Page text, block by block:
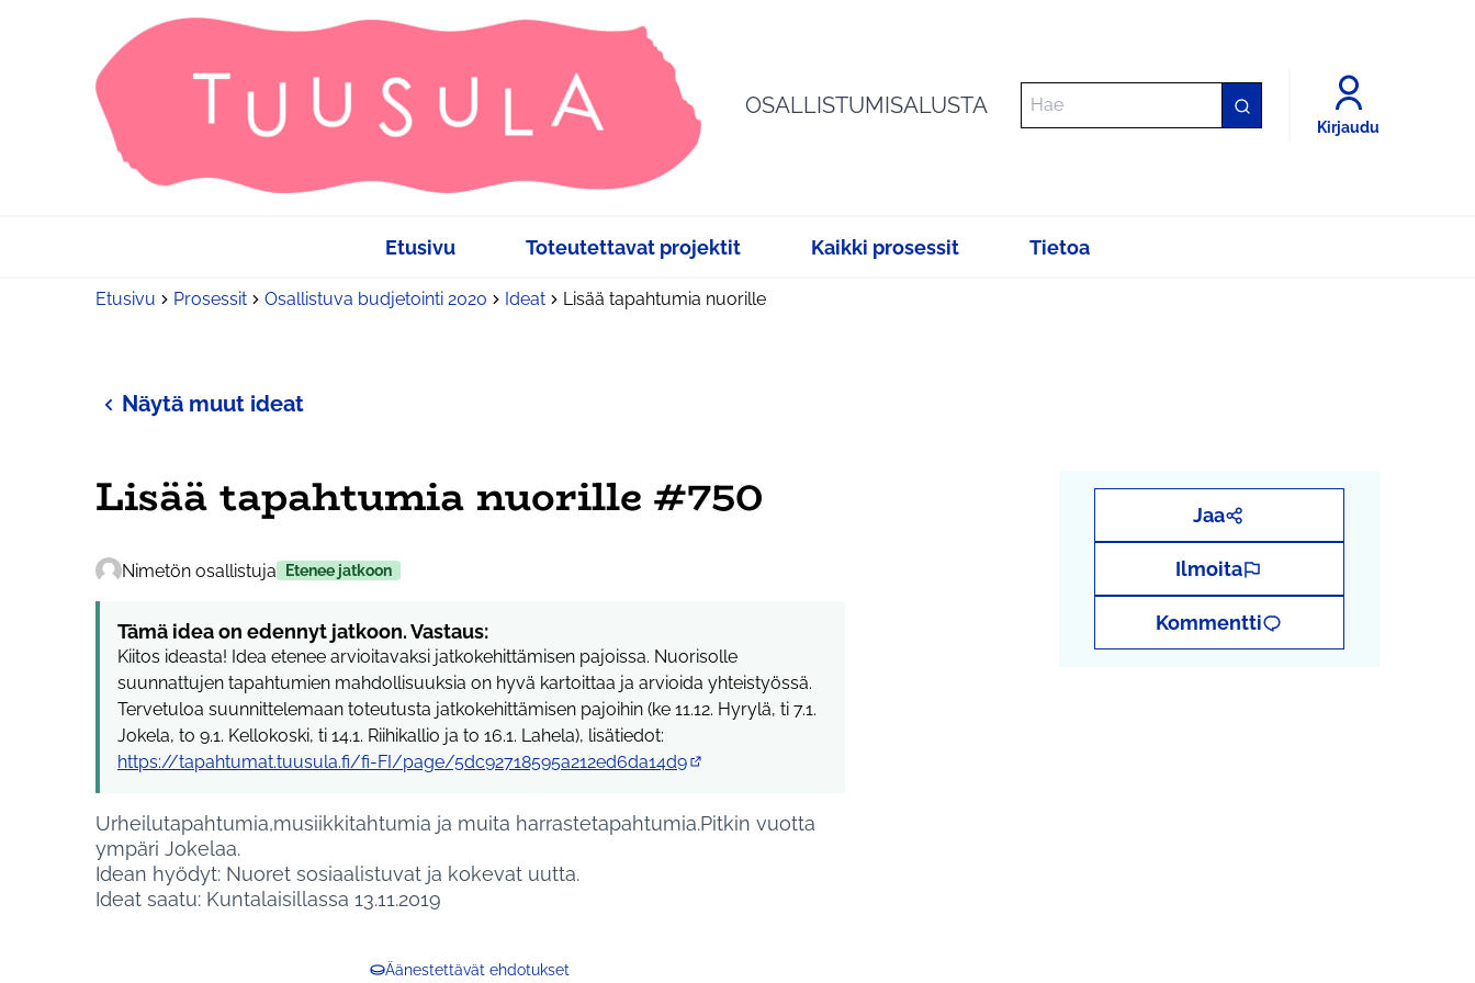
OSALLISTUMISALUSTA
Kirjaudu
Etusivu Toteutettavat projektit Kaikki prosessit Tietoa
Etusivu Prosessit Osallistuva budjetointi 2020 Ideat Lisää tapahtumia nuorille
Näytä muut ideat
Lisää tapahtumia nuorille #750
Nimetön osallistuja Etenee jatkoon
Tämä idea on edennyt jatkoon. Vastaus:
Kiitos ideasta! Idea etenee arvioitavaksi jatkokehittämisen pajoissa. Nuorisolle
suunnattujen tapahtumien mahdollisuuksia on hyvä kartoittaa ja arvioida yhteistyössä.
Tervetuloa suunnittelemaan toteutusta jatkokehittämisen pajoihin (ke 11.12. Hyrylä, ti 7.1.
Jokela, to 9.1. Kellokoski, ti 14.1. Riihikallio ja to 16.1. Lahela), lisätiedot:
https://tapahtumat.tuusula.fi/fi-FI/page/5dc92718595a212ed6da14d9
Urheilutapahtumia,musiikkitahtumia ja muita harrastetapahtumia.Pitkin vuotta
ympäri Jokelaa.
Idean hyödyt: Nuoret sosiaalistuvat ja kokevat uutta.
Ideat saatu: Kuntalaisillassa 13.11.2019
Äänestettävät ehdotukset
Jaa
Ilmoita
Kommentti